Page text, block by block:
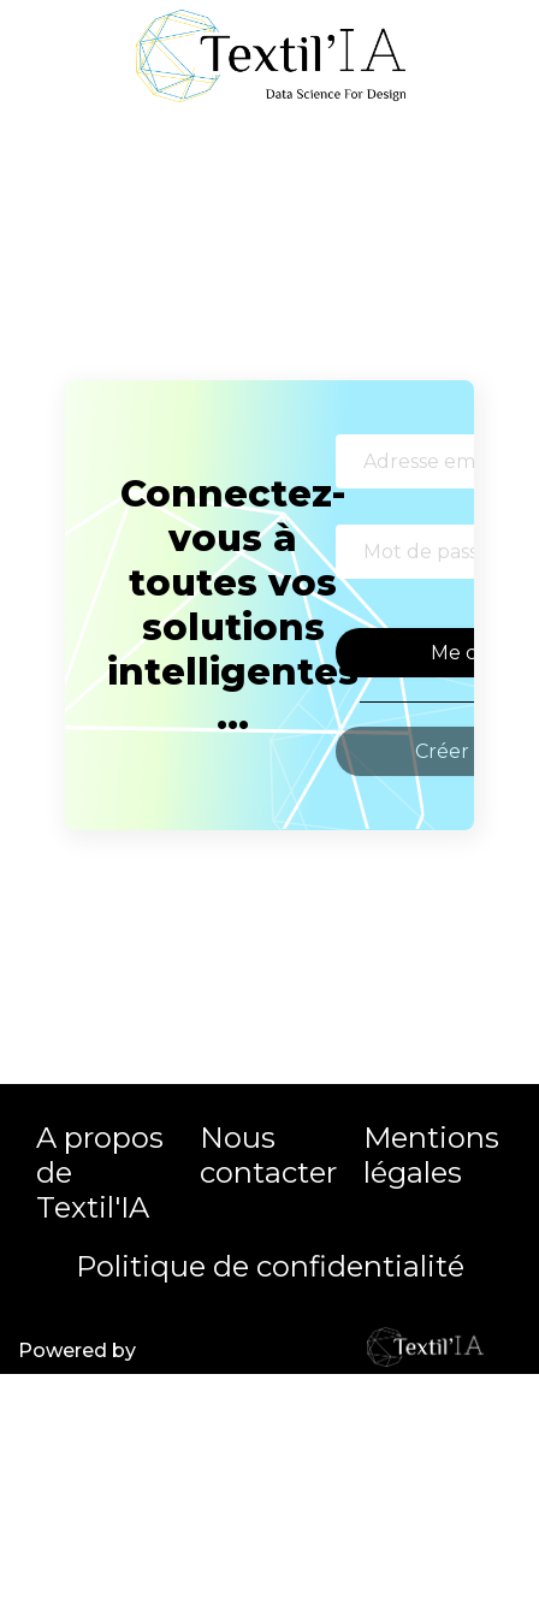
Connectez-
vous à
toutes vos
solutions
intelligentes
...
Me
Créer un
A propos
de
Textil'IA
Nous
contacter
Mentions
légales
Politique de confidentialité
Powered by